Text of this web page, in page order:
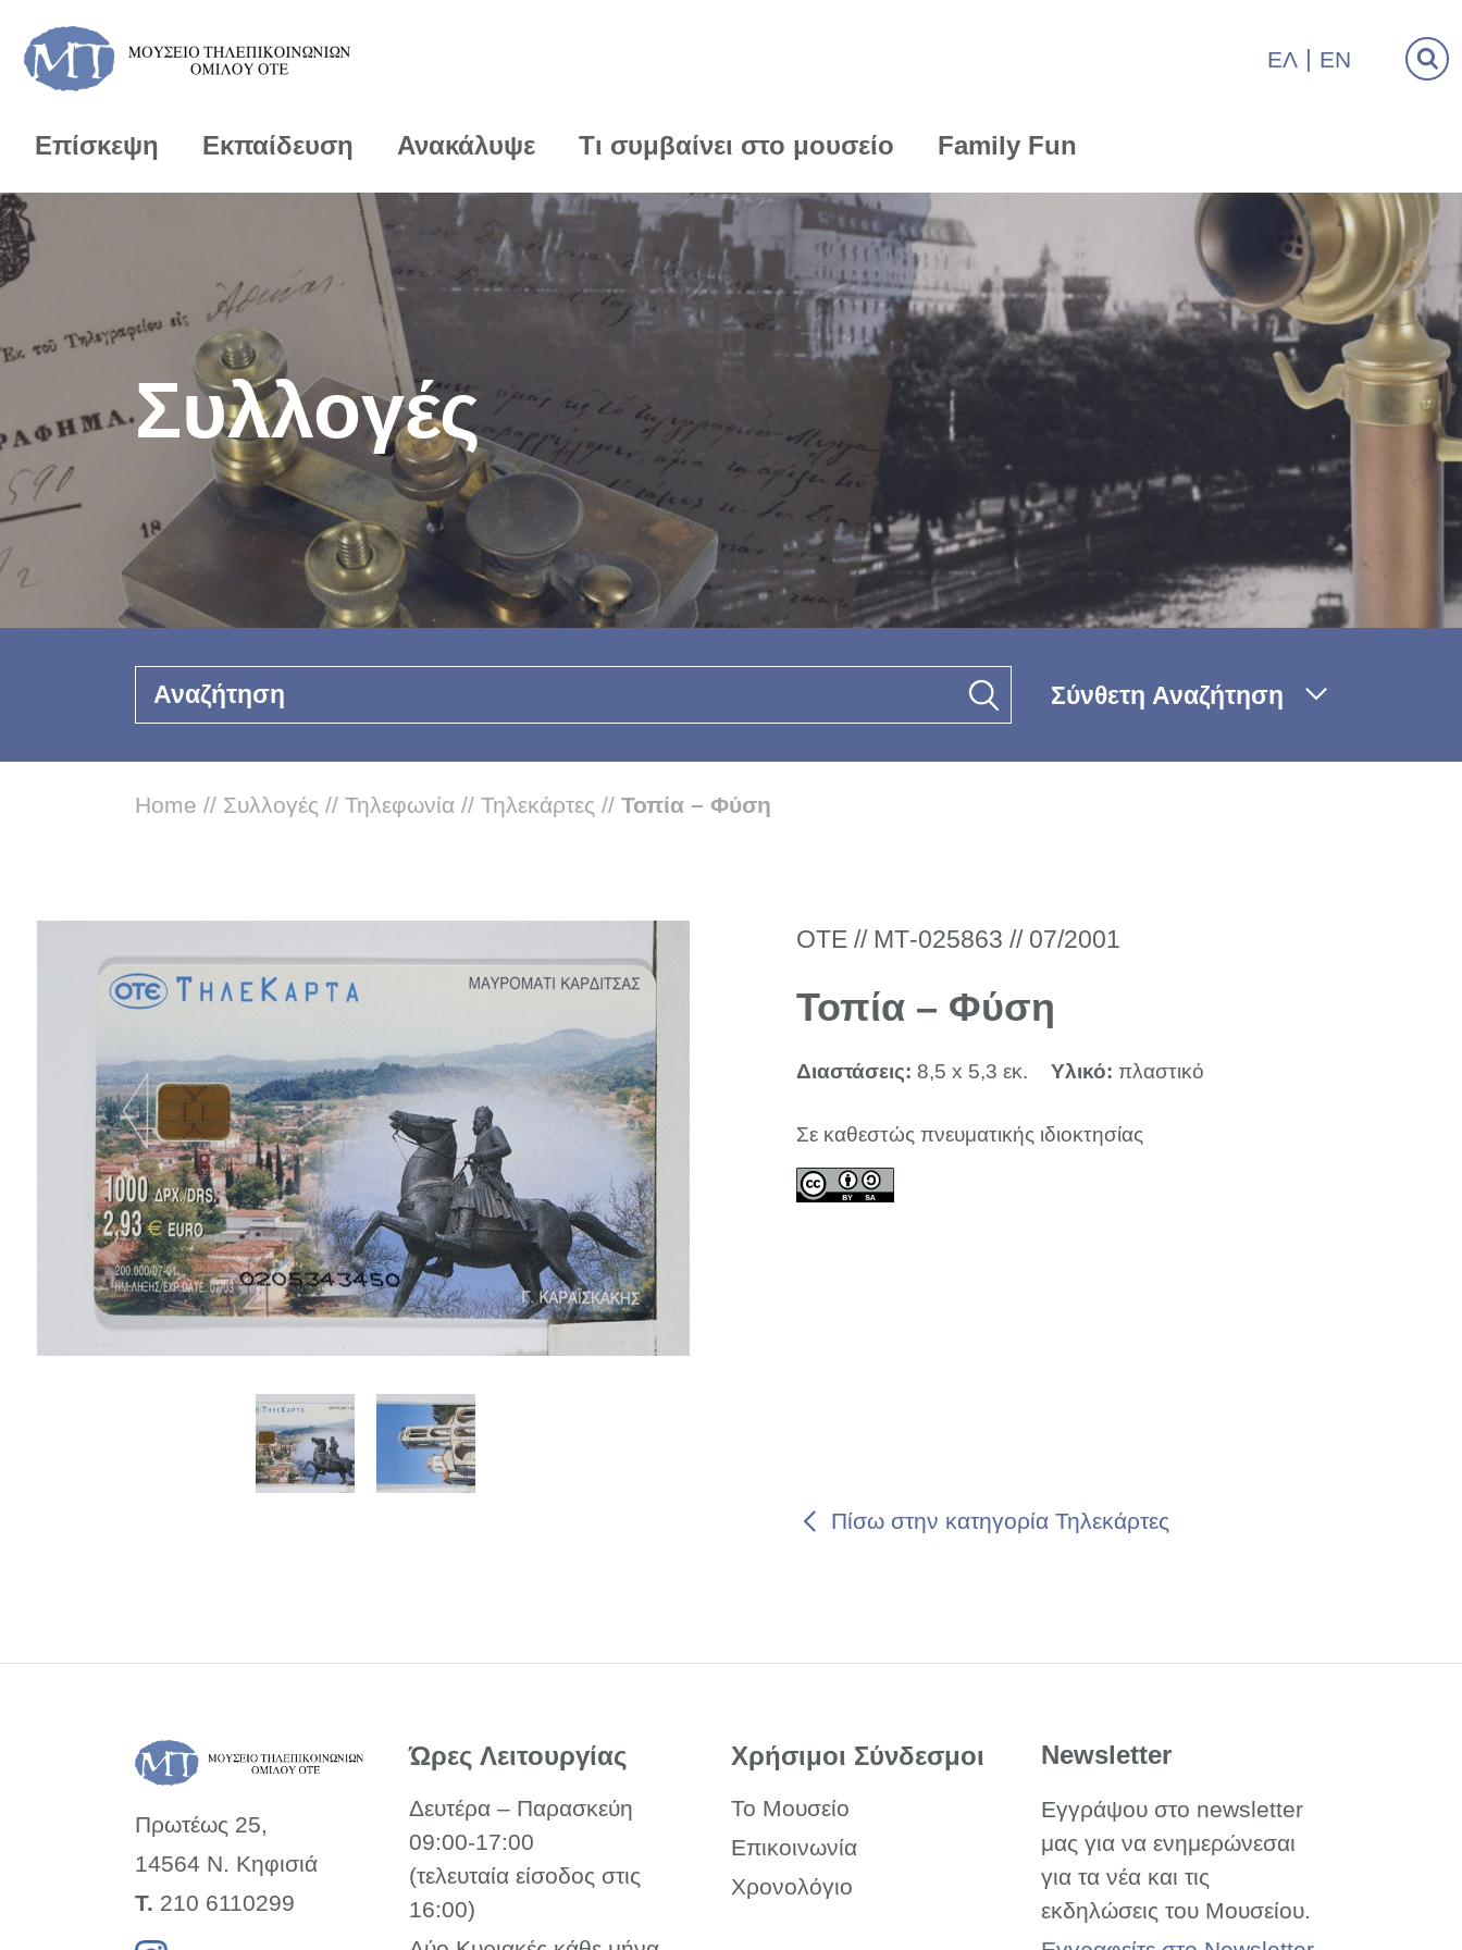
ΕΛ EN
Επίσκεψη Εκπαίδευση Ανακάλυψε Τι συμβαίνει στο μουσείο Family Fun
Συλλογές
Αναζήτηση Σύνθετη Αναζήτηση
Home // Συλλογές // Τηλεφωνία // Τηλεκάρτες // Τοπία – Φύση
Πίσω στην κατηγορία Τηλεκάρτες
ΟΤΕ // ΜΤ-025863 // 07/2001
Τοπία – Φύση
Διαστάσεις: 8,5 x 5,3 εκ. Υλικό: πλαστικό
Σε καθεστώς πνευματικής ιδιοκτησίας
Πρωτέως 25,
14564 Ν. Κηφισιά
Τ. 210 6110299
Ώρες Λειτουργίας
Δευτέρα – Παρασκεύη
09:00-17:00
(τελευταία είσοδος στις
16:00)
Χρήσιμοι Σύνδεσμοι
Το Μουσείο
Επικοινωνία
Χρονολόγιο
Newsletter
Εγγράψου στο newsletter
μας για να ενημερώνεσαι
για τα νέα και τις
εκδηλώσεις του Μουσείου.